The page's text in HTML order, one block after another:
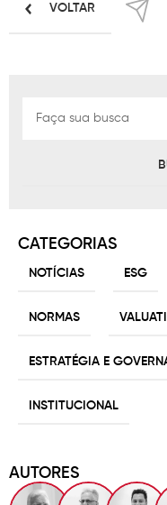
VOLTAR
CATEGORIAS
NOTÍCIAS ESG
NORMAS
ESTRATÉGIA E
INSTITUCIONAL
AUTORES